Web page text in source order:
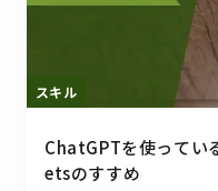
スキル
ChatGPTを使ってい
etsのすすめ